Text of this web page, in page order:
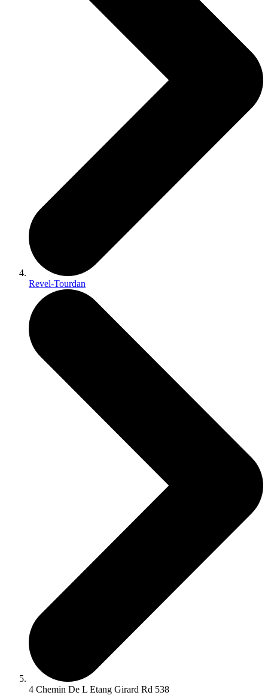
Revel-Tourdan
4 Chemin De L Etang Girard Rd 538